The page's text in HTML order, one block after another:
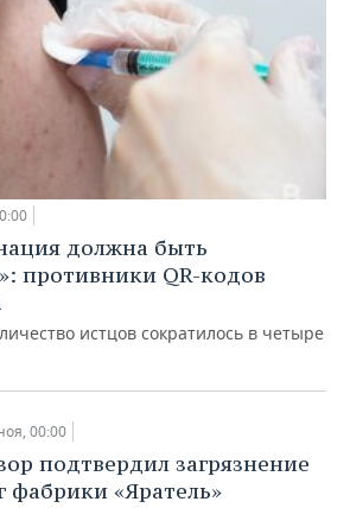
должна быть
противники QR-кодов
истцов сократилось в четыре
00:00
подтвердил загрязнение
фабрики «Яратель»